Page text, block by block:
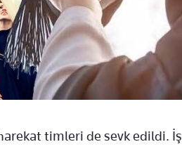
timleri de sevk edildi. İş